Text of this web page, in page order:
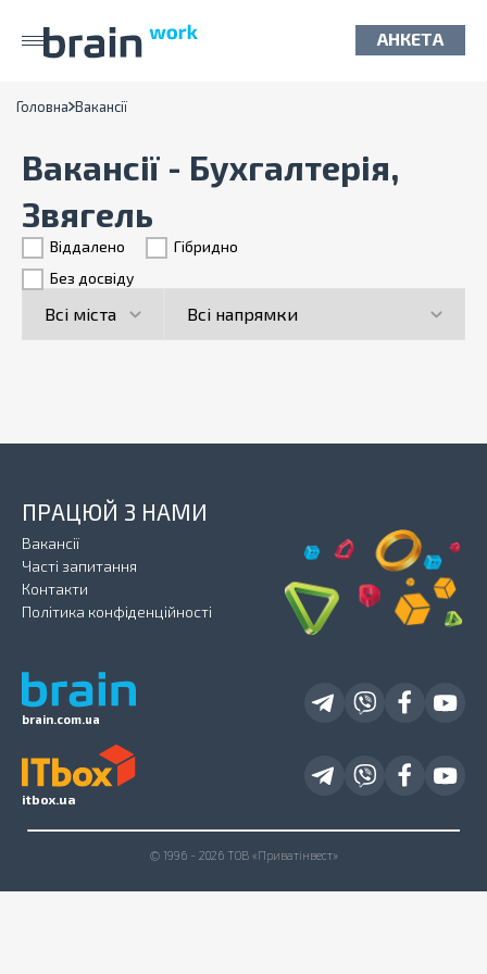
АНКЕТА
Головна Вакансії
Вакансії - Бухгалтерія,
Звягель
Віддалено
Гiбридно
Без досвіду
brain.com.ua
ПРАЦЮЙ З НАМИ
Вакансії
Часті запитання
Контакти
Політика конфіденційності
itbox.ua
© 1996 - 2026 ТОВ «Приватінвест»